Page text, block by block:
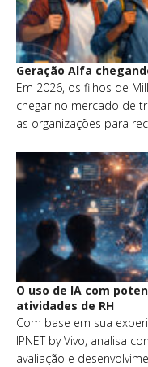
Geração Alfa
Em 2026, os filhos de
chegar no mercado de
as organizações para
O uso de IA com
atividades de RH
Com base em sua
IPNET by Vivo, analisa
avaliação e